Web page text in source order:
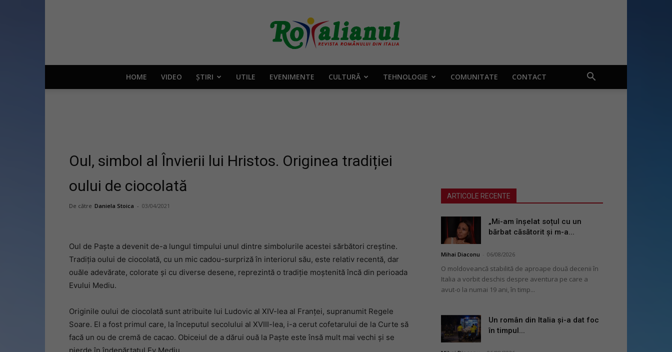
Rotalianul
HOME VIDEO ȘTIRI UTILE EVENIMENTE CULTURĂ TEHNOLOGIE COMUNITATE CONTACT
Oul, simbol al Învierii lui Hristos. Originea tradiției
oului de ciocolată
De către Daniela Stoica - 03/04/2021
Oul de Paște a devenit de-a lungul timpului unul dintre simbolurile acestei sărbători creștine.
Tradiția oului de ciocolată, cu un mic cadou-surpriză în interiorul său, este relativ recentă, dar
ouăle adevărate, colorate și cu diverse desene, reprezintă o tradiție moștenită încă din perioada
Evului Mediu.
Originile oului de ciocolată sunt atribuite lui Ludovic al XIV-lea al Franței, supranumit Regele
Soare. El a fost primul care, la începutul secolului al XVIII-lea, i-a cerut cofetarului de la Curte să
facă un ou de cremă de cacao. Obiceiul de a dărui ouă la Paște este însă mult mai vechi și se
ARTICOLE RECENTE
„Mi-am înșelat soțul cu un
bărbat căsătorit și m-a...
Mihai Diaconu 06/08/2026
O moldoveancă stabilită de aproape două decenii în
Italia a vorbit deschis despre aventura pe care a
avut-o la numai 19 ani, în timp...
Un român din Italia și-a dat foc
în timpul...